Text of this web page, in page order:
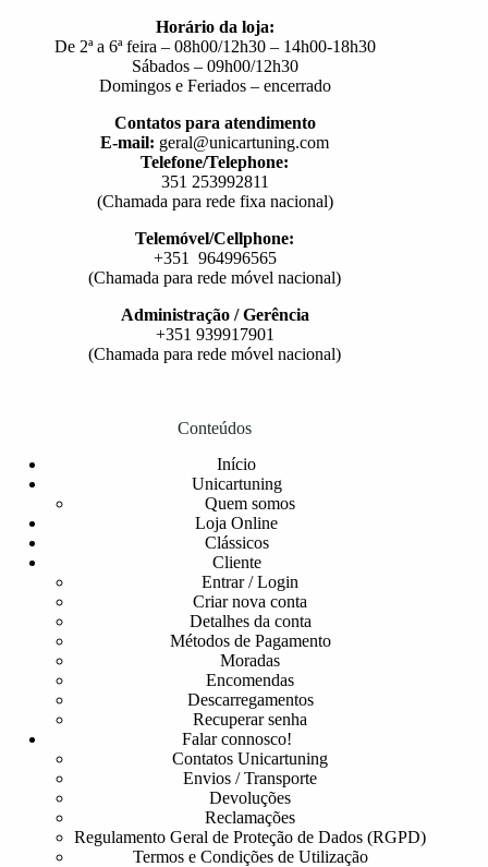
Horário da loja:
De 2ª a 6ª feira – 08h00/12h30 – 14h00-18h30
Sábados – 09h00/12h30
Domingos e Feriados – encerrado
Contatos para atendimento
E-mail: geral@unicartuning.com
Telefone/Telephone:
351 253992811
(Chamada para rede fixa nacional)
Telemóvel/Cellphone:
+351 964996565
(Chamada para rede móvel nacional)
Administração / Gerência
+351 939917901
(Chamada para rede móvel nacional)
Conteúdos
Início
Unicartuning
Quem somos
Loja Online
Clássicos
Cliente
Entrar / Login
Criar nova conta
Detalhes da conta
Métodos de Pagamento
Moradas
Encomendas
Descarregamentos
Recuperar senha
Falar connosco!
Contatos Unicartuning
Envios / Transporte
Devoluções
Reclamações
Regulamento Geral de Proteção de Dados (RGPD)
Termos e Condições de Utilização